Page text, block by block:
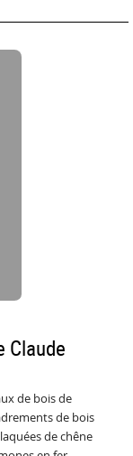
Claude
de bois de
de bois
de chêne